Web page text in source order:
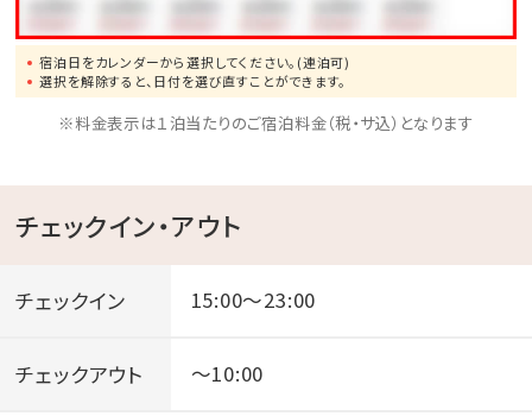
宿泊日をカレンダーから選択してください。(連泊可)
選択を解除すると、日付を選び直すことができます。
※料金表示は１泊当たりのご宿泊料金（税・サ込）となります
チェックイン・アウト
チェックイン 15:00～23:00
チェックアウト ～10:00